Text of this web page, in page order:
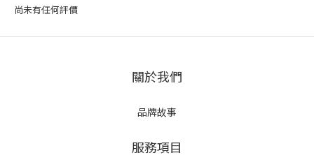
尚未有任何評價
關於我們
品牌故事
服務項目